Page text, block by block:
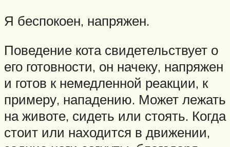
Я беспокоен, напряжен.
Поведение кота свидетельствует о
его готовности, он начеку, напряжен
и готов к немедленной реакции, к
примеру, нападению. Может лежать
на животе, сидеть или стоять. Когда
стоит или находится в движении,